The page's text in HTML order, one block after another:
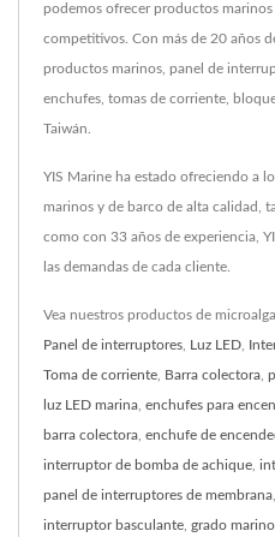
podemos ofrecer productos
competitivos. Con más de 20 años
productos marinos, panel de
enchufes, tomas de corriente,
Taiwán.
YIS Marine ha estado ofreciendo a
marinos y de barco de alta calidad,
como con 33 años de experiencia,
las demandas de cada cliente.
Vea nuestros productos de
Panel de interruptores Luz LED
Toma de corriente Barra colectora
luz LED marina enchufes para
barra colectora enchufe de
interruptor de bomba de achique
panel de interruptores de membrana
interruptor basculante grado marino